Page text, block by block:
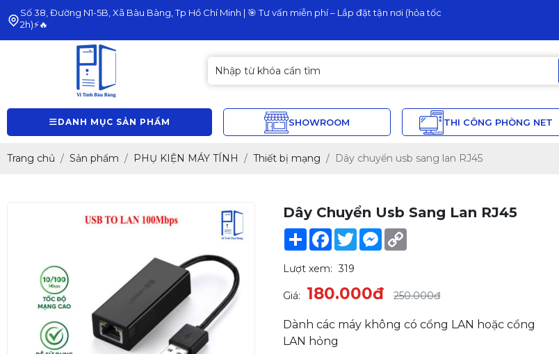
Số 38, Đường N1-5B, Xã Bàu Bàng, Tp Hồ Chí Minh | 🎯 Tư vấn miễn phí – Lắp đặt tận nơi (hỏa tốc
2h)⚡🔥
DANH MỤC SẢN PHẨM SHOWROOM THI CÔNG PHÒNG NET
Trang chủ Sản phẩm PHỤ KIỆN MÁY TÍNH Thiết bị mạng Dây chuyển usb sang lan RJ45
Dây Chuyển Usb Sang Lan RJ45
ShareFacebook
TwitterMessenger
Lượt xem: 319
Giá: 180.000đ 250.000đ
Dành các máy không có cổng LAN hoặc cổng
LAN hỏng